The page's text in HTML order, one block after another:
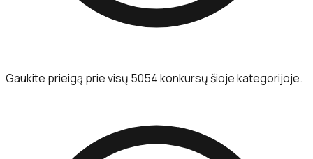
Gaukite prieigą prie visų 5054 konkursų šioje kategorijoje.